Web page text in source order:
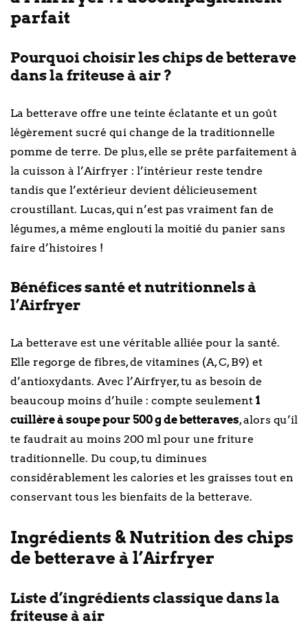
parfait
Pourquoi choisir les chips de betterave
dans la friteuse à air ?
La betterave offre une teinte éclatante et un goût
légèrement sucré qui change de la traditionnelle
pomme de terre. De plus, elle se prête parfaitement à
la cuisson à l’Airfryer : l’intérieur reste tendre
tandis que l’extérieur devient délicieusement
croustillant. Lucas, qui n’est pas vraiment fan de
légumes, a même englouti la moitié du panier sans
faire d’histoires !
Bénéfices santé et nutritionnels à
l’Airfryer
La betterave est une véritable alliée pour la santé.
Elle regorge de fibres, de vitamines (A, C, B9) et
d’antioxydants. Avec l’Airfryer, tu as besoin de
beaucoup moins d’huile : compte seulement 1
cuillère à soupe pour 500 g de betteraves, alors qu’il
te faudrait au moins 200 ml pour une friture
traditionnelle. Du coup, tu diminues
considérablement les calories et les graisses tout en
conservant tous les bienfaits de la betterave.
Ingrédients & Nutrition des chips
de betterave à l’Airfryer
Liste d’ingrédients classique dans la
friteuse à air